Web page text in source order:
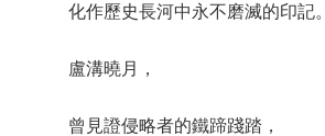
化作歷史長河中永不磨滅的印記。
盧溝曉月，
曾見證侵略者的鐵蹄踐踏，